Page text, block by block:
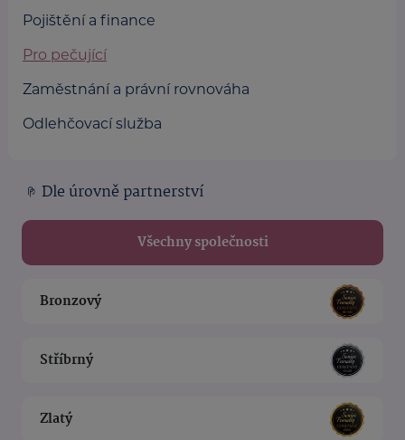
Pojištění a finance
Pro pečující
Zaměstnání a právní rovnováha
Odlehčovací služba
Dle úrovně partnerství
Všechny společnosti
Bronzový
Stříbrný
Zlatý